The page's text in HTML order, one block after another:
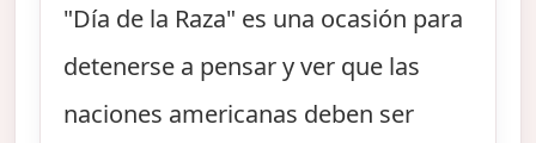
"Día de la Raza" es una ocasión para
detenerse a pensar y ver que las
naciones americanas deben ser